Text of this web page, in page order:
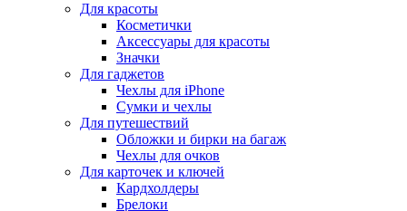
Для красоты
Косметички
Аксессуары для красоты
Значки
Для гаджетов
Чехлы для iPhone
Сумки и чехлы
Для путешествий
Обложки и бирки на багаж
Чехлы для очков
Для карточек и ключей
Кардхолдеры
Брелоки